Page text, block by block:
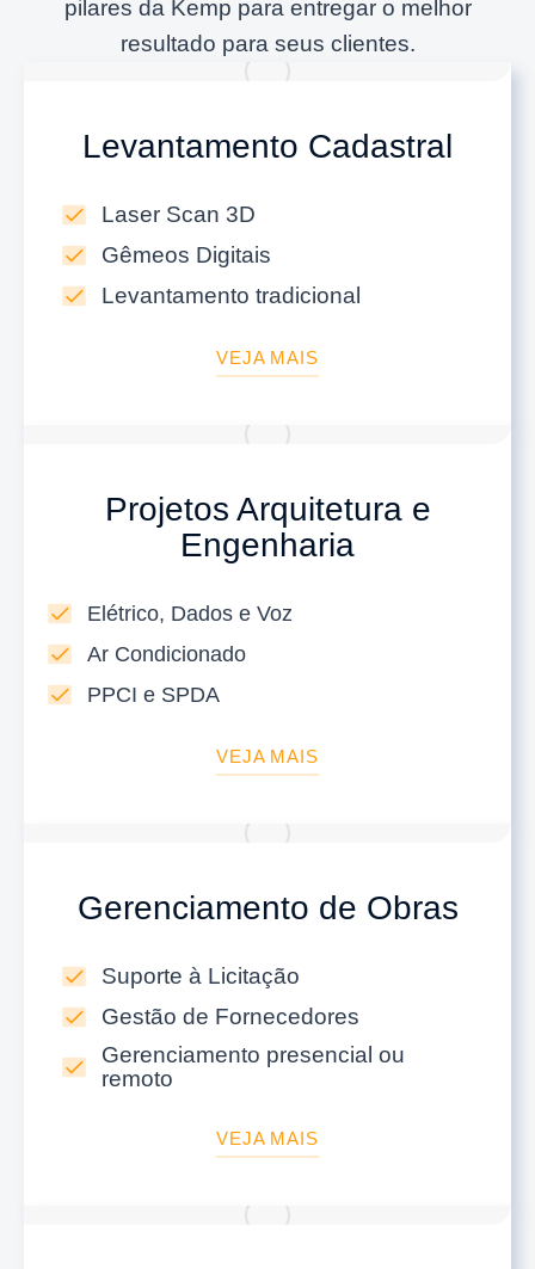
pilares da Kemp para entregar o melhor
resultado para seus clientes.
Levantamento Cadastral
Laser Scan 3D
Gêmeos Digitais
Levantamento tradicional
VEJA MAIS
Projetos Arquitetura e
Engenharia
Elétrico, Dados e Voz
Ar Condicionado
PPCI e SPDA
VEJA MAIS
Gerenciamento de Obras
Suporte à Licitação
Gestão de Fornecedores
Gerenciamento presencial ou
remoto
VEJA MAIS